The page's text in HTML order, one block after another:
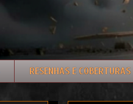
RESENHAS E COBERTURAS